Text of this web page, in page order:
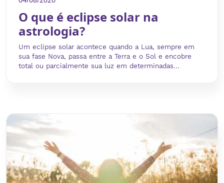
O que é eclipse solar na
astrologia?
Um eclipse solar acontece quando a Lua, sempre em
sua fase Nova, passa entre a Terra e o Sol e encobre
total ou parcialmente sua luz em determinadas...